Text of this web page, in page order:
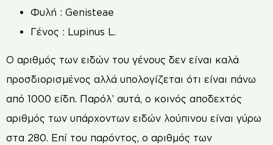
Φυλή : Genisteae
Γένος : Lupinus L.
Ο αριθμός των ειδών του γένους δεν είναι καλά
προσδιορισμένος αλλά υπολογίζεται ότι είναι πάνω
από 1000 είδη. Παρόλ’ αυτά, ο κοινός αποδεχτός
αριθμός των υπάρχοντων ειδών λούπινου είναι γύρω
στα 280. Επί του παρόντος, ο αριθμός των